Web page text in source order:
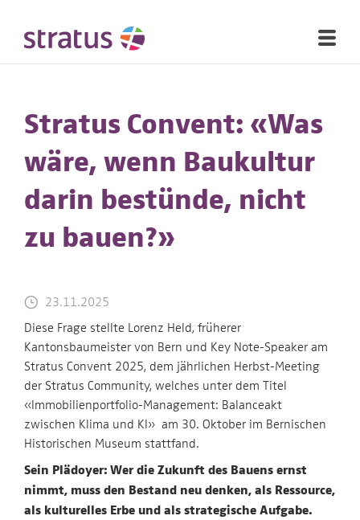
Stratus Convent: «Was
wäre, wenn Baukultur
darin bestünde, nicht
zu bauen?»
23.11.2025
Diese Frage stellte Lorenz Held, früherer
Kantonsbaumeister von Bern und Key Note-Speaker am
Stratus Convent 2025, dem jährlichen Herbst-Meeting
der Stratus Community, welches unter dem Titel
«Immobilienportfolio-Management: Balanceakt
zwischen Klima und KI» am 30. Oktober im Bernischen
Historischen Museum stattfand.
Sein Plädoyer: Wer die Zukunft des Bauens ernst
nimmt, muss den Bestand neu denken, als Ressource,
als kulturelles Erbe und als strategische Aufgabe.